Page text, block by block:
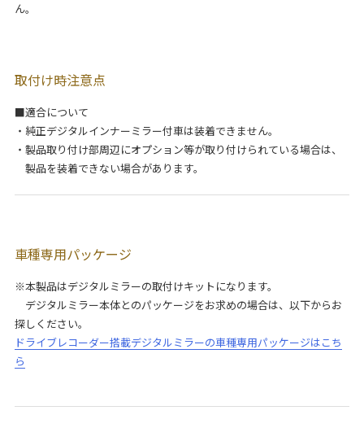
ん。
取付け時注意点
■適合について
・純正デジタルインナーミラー付車は装着できません。
・製品取り付け部周辺にオプション等が取り付けられている場合は、
製品を装着できない場合があります。
車種専用パッケージ
※本製品はデジタルミラーの取付けキットになります。
デジタルミラー本体とのパッケージをお求めの場合は、以下からお
探しください。
ドライブレコーダー搭載デジタルミラーの車種専用パッケージはこち
ら